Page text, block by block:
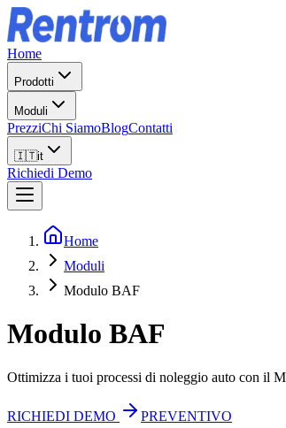
Home
Prodotti
Moduli
PrezziChi SiamoBlogContatti
🇮🇹it
Richiedi Demo
Home
Moduli
Modulo BAF
Modulo BAF
Ottimizza i tuoi processi di noleggio auto con il
RICHIEDI DEMO PREVENTIVO